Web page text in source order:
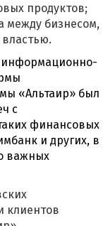
продуктов;
между бизнесом,
информационно-
«Альтаир» был
с
финансовых
и других, в
важных
клиентов